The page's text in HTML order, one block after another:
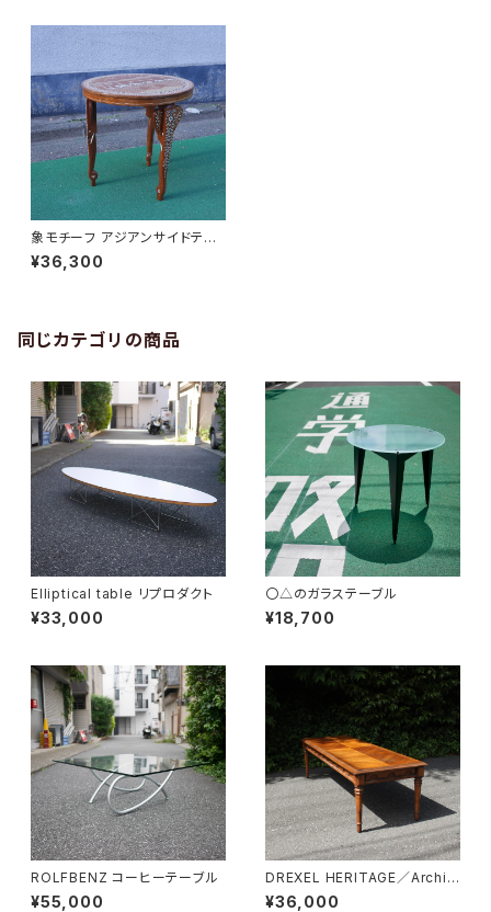
象モチーフ アジアンサイドテー
ブル
¥36,300
同じカテゴリの商品
Elliptical table リプロダクト
¥33,000
〇△のガラステーブル
¥18,700
ROLFBENZ コーヒーテーブル
¥55,000
DREXEL HERITAGE／Archit
ectual Low Table
¥36,000